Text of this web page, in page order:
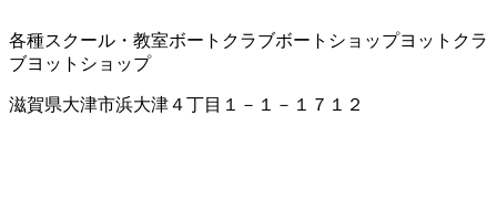
各種スクール・教室ボートクラブボートショップヨットクラ
ブヨットショップ
滋賀県大津市浜大津４丁目１－１－１７１２